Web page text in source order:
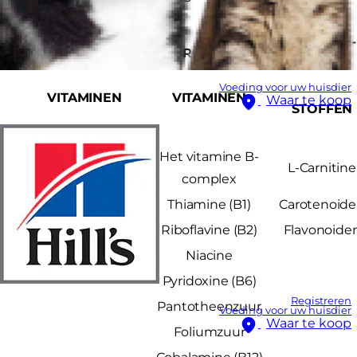
Voeding voor uw huisdier
Waar te koop
Registreren
Voeding voor uw huisdier
Waar te koop
VETOPLOSBARE
VITAMINEN
WATEROPLOSBARE
VITAMINEN
VITAMINE-
ACHTIGE
STOFFEN
Vitamine A
Het vitamine B-
complex
L-Carnitine
Vitamine D Thiamine (B1)
Vitamine E
Riboflavine (B2)
Vitamine K
Niacine
Pyridoxine (B6)
Pantotheenzuur
Foliumzuur